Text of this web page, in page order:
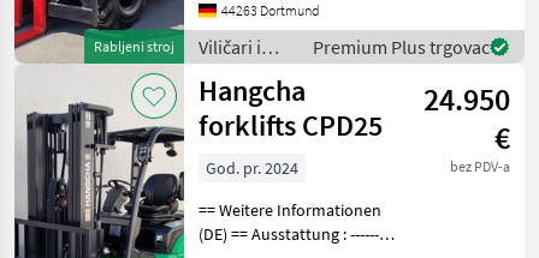
Rabljeni stroj
Vollfreihub - Russfilter -
Heizung - Arbeitsschei
44263 Dortmund
Viličari i
skladišna
tehnika /
Hangcha
forklifts
Premium Plus trgovac
Hangcha
forklifts CPD25
24.950
€
bez PDV-a
God. pr. 2024
== Weitere Informationen
(DE) == Ausstattung : ----------